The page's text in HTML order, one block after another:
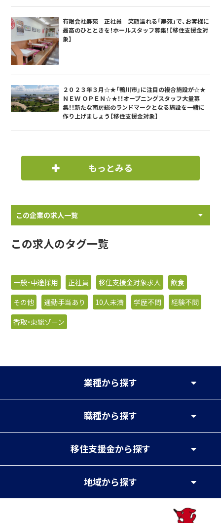
有限会社寿苑 正社員 笑顔溢れる「寿苑」で、お客様に
最高のひとときを！ホールスタッフ募集！【移住支援金対
象】
２０２３年３月☆★「鴨川市」に注目の複合施設が☆★
ＮＥＷ ＯＰＥＮ☆★！！オープニングスタッフ大量募
集！！新たな南房総のランドマークとなる施設を一緒に
作り上げましょう【移住支援金対象】
もっとみる
この企業の求人一覧
この求人のタグ一覧
一般・中途採用 正社員 移住支援金対象求人
飲食
その他
通勤手当あり 10人未満 学歴不問
経験不問
香取・東総ゾーン
業種から探す
職種から探す
移住支援金から探す
地域から探す